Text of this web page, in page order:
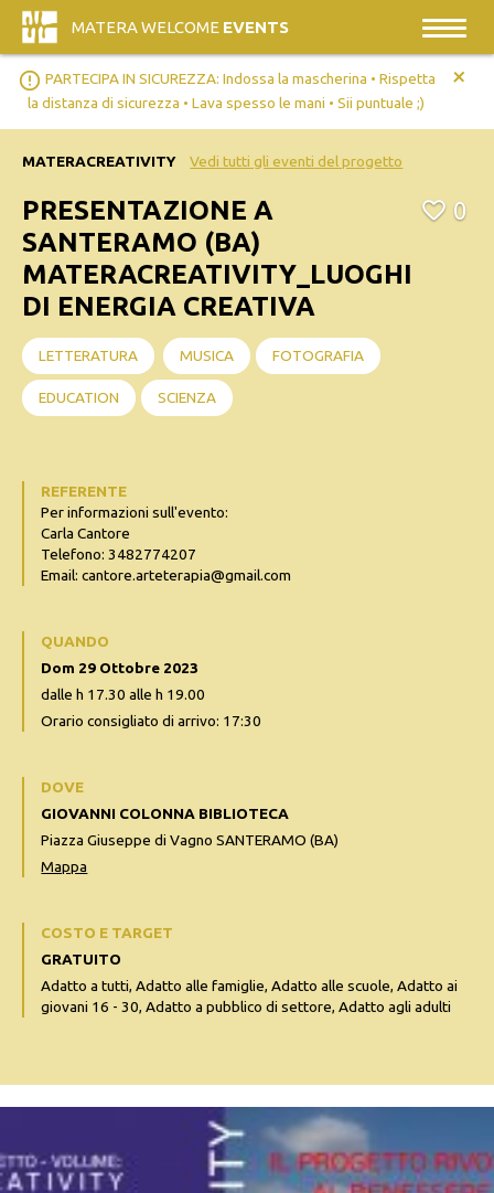
MATERA WELCOME EVENTS
error_outline PARTECIPA IN SICUREZZA: Indossa la mascherina • Rispetta
la distanza di sicurezza • Lava spesso le mani • Sii puntuale ;)
+
MATERACREATIVITY Vedi tutti gli eventi del progetto
PRESENTAZIONE A
SANTERAMO (BA)
MATERACREATIVITY_LUOGHI
DI ENERGIA CREATIVA
0
LETTERATURA MUSICA FOTOGRAFIA
EDUCATION SCIENZA
REFERENTE
Per informazioni sull'evento:
Carla Cantore
Telefono: 3482774207
Email: cantore.arteterapia@gmail.com
QUANDO
Dom 29 Ottobre 2023
dalle h 17.30 alle h 19.00
Orario consigliato di arrivo: 17:30
DOVE
GIOVANNI COLONNA BIBLIOTECA
Piazza Giuseppe di Vagno SANTERAMO (BA)
Mappa
COSTO E TARGET
GRATUITO
Adatto a tutti, Adatto alle famiglie, Adatto alle scuole, Adatto ai
giovani 16 - 30, Adatto a pubblico di settore, Adatto agli adulti